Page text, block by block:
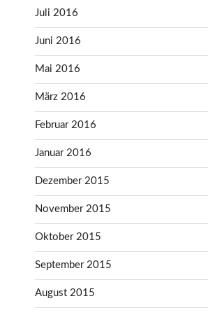
Juli 2016
Juni 2016
Mai 2016
März 2016
Februar 2016
Januar 2016
Dezember 2015
November 2015
Oktober 2015
September 2015
August 2015